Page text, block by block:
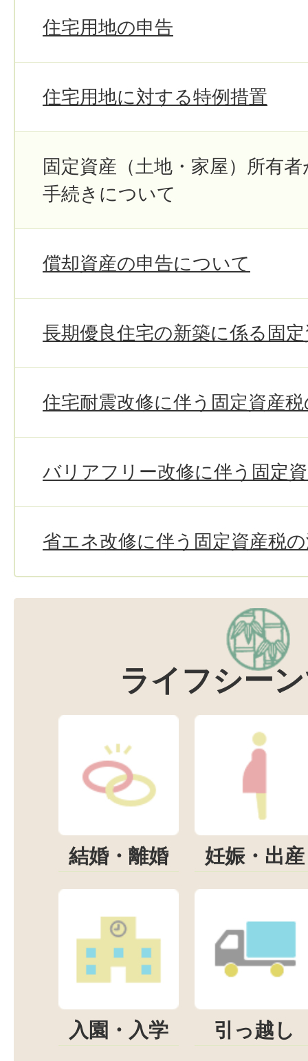
住宅用地の申告
住宅用地に対する特例措置
固定資産（土地・家屋）所有
手続きについて
償却資産の申告について
長期優良住宅の新築に係る固
住宅耐震改修に伴う固定資産
バリアフリー改修に伴う固定
省エネ改修に伴う固定資産税
ライフシー
結婚・離婚 妊娠・出産
入園・入学 引っ越し